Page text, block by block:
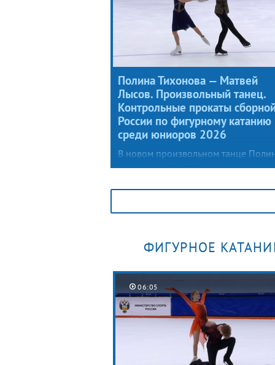
Полина Тихонова — Матвей
Лысов. Произвольный танец.
Контрольные прокаты
России по фигурному катанию
среди юниоров 2026
В новом произвольном танце
Тихонова и Матвей Лысов окунули
безжалостного Средневековья
альтернативной реальности — на
была разыграна «Игра престолов».
ФИГУРНОЕ
06:05